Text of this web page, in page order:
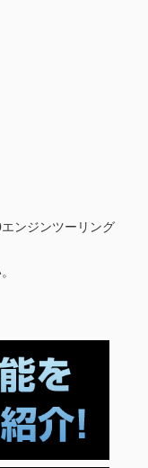
ンジンツーリング